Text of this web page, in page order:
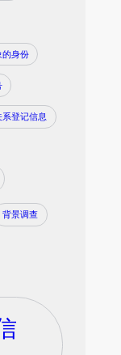
的身份
登记信息
背景调查